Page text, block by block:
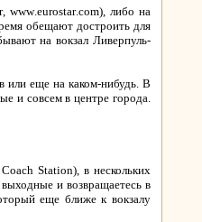
, www.eurostar.com), либо на
обещают достроить для
на вокзал Ливерпуль-
или еще на каком-нибудь. В
и совсем в центре города.
Coach Station), в нескольких
и возвращаетесь в
еще ближе к вокзалу